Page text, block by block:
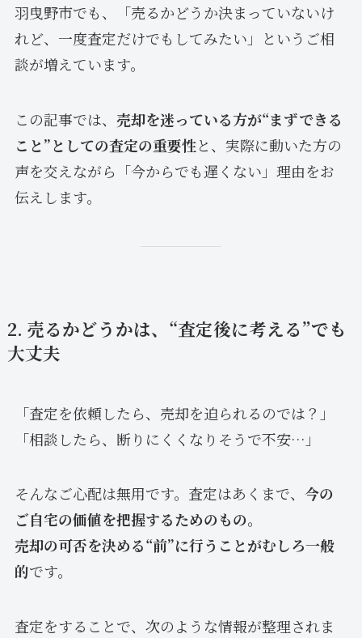
羽曳野市でも、「売るかどうか決まっていないけ
れど、一度査定だけでもしてみたい」というご相
談が増えています。
この記事では、 売却を迷っている方が“まずできる
こと”としての査定の重要性と、実際に動いた方の
声を交えながら「今からでも遅くない」理由をお
伝えします。
2. 売るかどうかは、“査定後に考える”でも
大丈夫
「査定を依頼したら、売却を迫られるのでは？」
「相談したら、断りにくくなりそうで不安…」
そんなご心配は無用です。査定はあくまで、 今の
ご自宅の価値を把握するためのもの。
売却の可否を決める“前”に行うことがむしろ一般
的です。
査定をすることで、次のような情報が整理されま